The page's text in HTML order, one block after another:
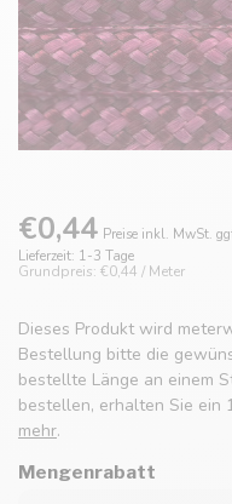
€0,44 Preise inkl. MwSt.
Lieferzeit: 1-3 Tage
Grundpreis: €0,44 / Meter
Dieses Produkt wird
Bestellung bitte die
bestellte Länge an einem
bestellen, erhalten Sie ein
mehr.
Mengenrabatt